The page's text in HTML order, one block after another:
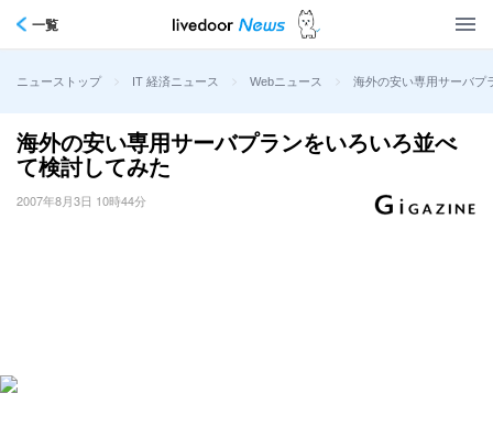
一覧
ニューストップ > IT 経済ニュース > Webニュース > 海外の安い専用サーバプ
海外の安い専用サーバプランをいろいろ並べ
て検討してみた
2007年8月3日 10時44分